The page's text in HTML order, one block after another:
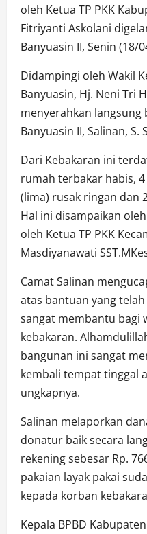
oleh Ketua TP PKK
Fitriyanti Askolani
Banyuasin II, Senin (18/
Didampingi oleh Wakil
Banyuasin, Hj. Neni Tri
menyerahkan langsung
Banyuasin II, Salinan, S.
Dari Kebakaran ini
rumah terbakar habis,
(lima) rusak ringan dan
Hal ini disampaikan
oleh Ketua TP PKK
Masdiyanawati
Camat Salinan
atas bantuan yang
sangat membantu bagi
kebakaran.
bangunan ini sangat
kembali tempat tinggal
ungkapnya.
Salinan melaporkan
donatur baik secara
rekening sebesar Rp.
pakaian layak pakai
kepada korban
Kepala BPBD